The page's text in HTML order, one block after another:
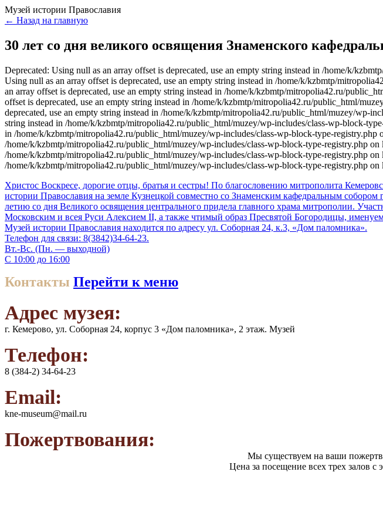
Музей истории Православия
← Назад на главную
30 лет со дня великого освящения Знаменского
Deprecated: Using null as an array offset is deprecated, use an empty string instead in /home/k/
Using null as an array offset is deprecated, use an empty string instead in /home/k/kzbmtp/
an array offset is deprecated, use an empty string instead in /home/k/kzbmtp/mitropolia42.ru/
offset is deprecated, use an empty string instead in /home/k/kzbmtp/mitropolia42.ru/public_html/
deprecated, use an empty string instead in /home/k/kzbmtp/mitropolia42.ru/public_html/muzey/wp-
string instead in /home/k/kzbmtp/mitropolia42.ru/public_html/muzey/wp-includes/class-wp-block-
in /home/k/kzbmtp/mitropolia42.ru/public_html/muzey/wp-includes/class-wp-block-type-registry.php
/home/k/kzbmtp/mitropolia42.ru/public_html/muzey/wp-includes/class-wp-block-type-registry.php
/home/k/kzbmtp/mitropolia42.ru/public_html/muzey/wp-includes/class-wp-block-type-registry.php
/home/k/kzbmtp/mitropolia42.ru/public_html/muzey/wp-includes/class-wp-block-type-registry.php on
Христос Воскресе, дорогие отцы, братья и сестры! По благословению митрополита
истории Православия на земле Кузнецкой совместно со Знаменским кафедральным
летию со дня Великого освящения центрального придела главного храма митрополии.
Московским и всея Руси Алексием II, а также чтимый образ Пресвятой Богородицы,
Музей истории Православия находится по адресу ул. Соборная 24, к.3, «Дом паломника».
Телефон для связи: 8(3842)34-64-23.
Вт.-Вс. (Пн. — выходной)
С 10:00 до 16:00
Контакты Перейти к меню
Адрес музея:
г. Кемерово, ул. Соборная 24, корпус 3 «Дом паломника», 2 этаж. Музей
Телефон:
8 (384-2) 34-64-23
Email:
kne-museum@mail.ru
Пожертвования:
Мы существуем на ваши
Цена за посещение всех трех залов